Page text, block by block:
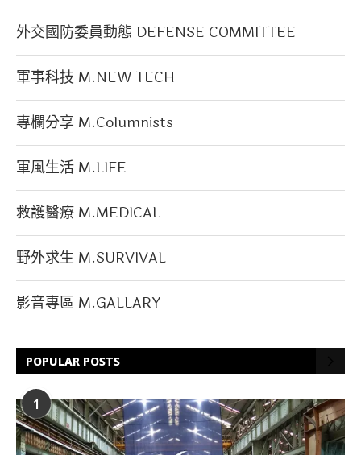
外交國防委員動態 DEFENSE COMMITTEE
軍事科技 M.NEW TECH
專欄分享 M.Columnists
軍風生活 M.LIFE
救護醫療 M.MEDICAL
野外求生 M.SURVIVAL
影音專區 M.GALLARY
POPULAR POSTS
1